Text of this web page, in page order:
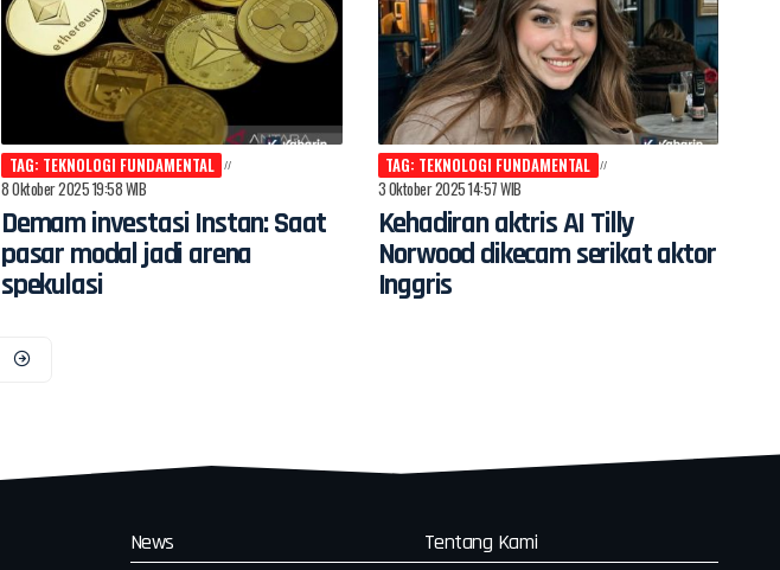
TAG: TEKNOLOGI FUNDAMENTAL
8 Oktober 2025 19:58 WIB
Demam investasi Instan: Saat
pasar modal jadi arena
spekulasi
TAG: TEKNOLOGI FUNDAMENTAL
3 Oktober 2025 14:57 WIB
Kehadiran aktris AI Tilly
Norwood dikecam serikat aktor
Inggris
News
Tentang Kami